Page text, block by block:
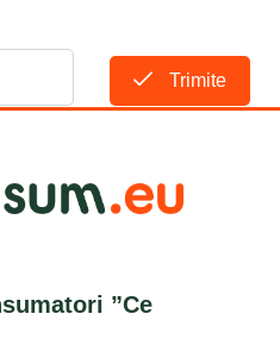
Trimite
”Ce